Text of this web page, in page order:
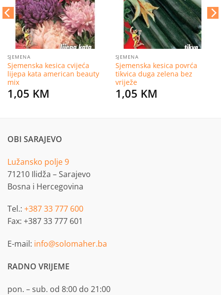
SJEMENA
Sjemenska kesica cvijeća
lijepa kata american beauty
mix
1,05 KM
SJEMENA
Sjemenska kesica povrća
tikvica duga zelena bez
vriježe
1,05 KM
OBI SARAJEVO
Lužansko polje 9
71210 Ilidža – Sarajevo
Bosna i Hercegovina
Tel.: +387 33 777 600
Fax: +387 33 777 601
E-mail: info@solomaher.ba
RADNO VRIJEME
pon. – sub. od 8:00 do 21:00